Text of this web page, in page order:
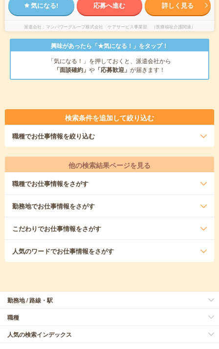
気になる! 応募へ進む 詳しく見る
派遣会社 マンパワーグループ株式会社 ケアサービス事業部 （医療福祉介護関連）
興味があったら「★気になる！」をタップ！
「気になる！」を押しておくと、派遣会社から
「面談確約」 や 「応募歓迎」 が届きます！
検索条件を追加して絞り込む
職種でお仕事情報を絞り込む
他の検索結果ページを見る
職種でお仕事情報をさがす
勤務地でお仕事情報をさがす
こだわりでお仕事情報をさがす
人気のワードでお仕事情報をさがす
勤務地 / 路線・駅
職種
人気の検索インデックス